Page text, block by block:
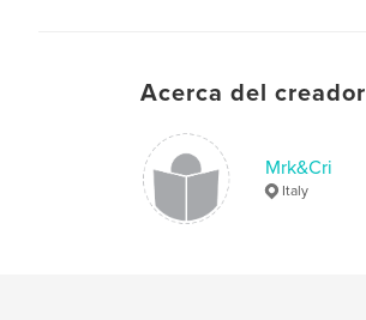
Acerca del creador
Mrk&Cri
Italy